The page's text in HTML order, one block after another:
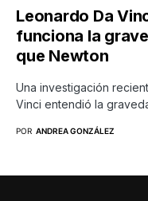
Leonardo Da
funciona la
que Newton
Una investigación
Vinci entendió la
POR ANDREA GONZÁLEZ